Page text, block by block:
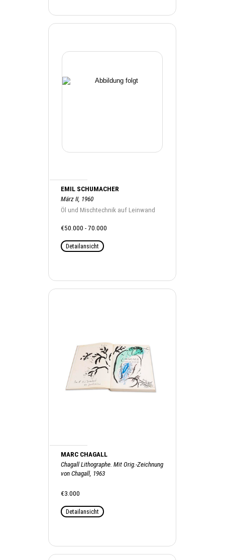
EMIL SCHUMACHER
März II, 1960
Öl und Mischtechnik auf Leinwand
€50.000 - 70.000
Detailansicht
MARC CHAGALL
Chagall Lithographe. Mit Orig.-Zeichnung
von Chagall, 1963
€3.000
Detailansicht